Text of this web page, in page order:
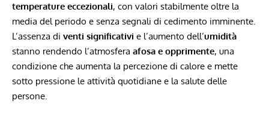
temperature eccezionali, con valori stabilmente oltre la
media del periodo e senza segnali di cedimento imminente.
L’assenza di venti significativi e l’aumento dell’umidità
stanno rendendo l’atmosfera afosa e opprimente, una
condizione che aumenta la percezione di calore e mette
sotto pressione le attività quotidiane e la salute delle
persone.